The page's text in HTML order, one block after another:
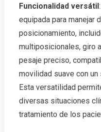
Funcionalidad versátil
equipada para manejar
posicionamiento,
multiposicionales, giro
pesaje preciso,
movilidad suave con
Esta versatilidad
diversas situaciones
tratamiento de los